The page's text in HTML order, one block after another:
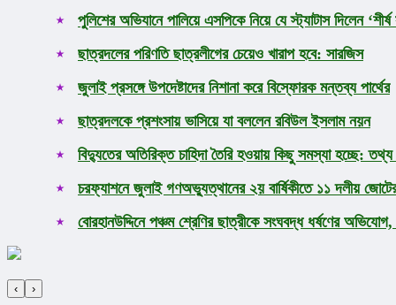
পুলিশের অভিযানে পালিয়ে এসপিকে নিয়ে যে স্ট্যাটাস দিলেন ‘শীর্ষ
ছাত্রদলের পরিণতি ছাত্রলীগের চেয়েও খারাপ হবে: সারজিস
জুলাই প্রসঙ্গে উপদেষ্টাদের নিশানা করে বিস্ফোরক মন্তব্য পার্থের
ছাত্রদলকে প্রশংসায় ভাসিয়ে যা বললেন রবিউল ইসলাম নয়ন
বিদ্যুতের অতিরিক্ত চাহিদা তৈরি হওয়ায় কিছু সমস্যা হচ্ছে: তথ্য
চরফ্যাশনে জুলাই গণঅভ্যুত্থানের ২য় বার্ষিকীতে ১১ দলীয়
বোরহানউদ্দিনে পঞ্চম শ্রেণির ছাত্রীকে সংঘবদ্ধ ধর্ষণের
‹ ›